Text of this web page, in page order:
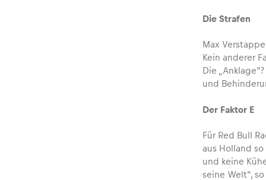
Die Strafen
Max
Kein anderer
Die
und
Der Faktor E
Für Red Bull
aus Holland
und keine
seine Welt“,